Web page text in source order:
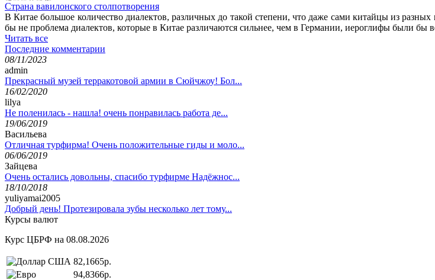
Страна вавилонского столпотворения
В Китае большое количество диалектов, различных до такой степени, что даже сами китайцы из
бы не проблема диалектов, которые в Китае различаются сильнее, чем в Германии, иероглифы были бы
Читать все
Последние комментарии
08/11/2023
admin
Прекрасный музей терракотовой армии в Сюйчжоу! Бол...
16/02/2020
lilya
Не поленилась - нашла! очень понравилась работа де...
19/06/2019
Васильева
Отличная турфирма! Очень положительные гиды и моло...
06/06/2019
Зайцева
Очень остались довольны, спасибо турфирме Надёжнос...
18/10/2018
yuliyamai2005
Добрый день! Протезировала зубы несколько лет тому...
Курсы валют
Курс ЦБРФ на 08.08.2026
82,1665р.
94,8366р.